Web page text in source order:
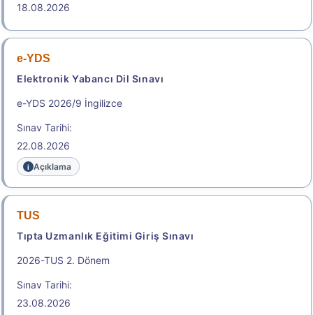
18.08.2026
e-YDS
Elektronik Yabancı Dil Sınavı
e-YDS 2026/9 İngilizce
Sınav Tarihi:
22.08.2026
Açıklama
TUS
Tıpta Uzmanlık Eğitimi Giriş Sınavı
2026-TUS 2. Dönem
Sınav Tarihi:
23.08.2026